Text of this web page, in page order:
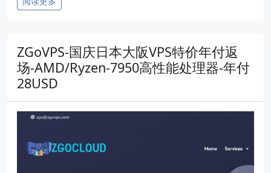
ZGoVPS-国庆日本大阪VPS特价年付返
场-AMD/Ryzen-7950高性能处理器-年付
28USD